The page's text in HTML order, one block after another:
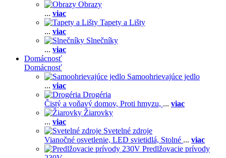
Obrazy
... viac
Tapety a Lišty
... viac
Slnečníky
... viac
Domácnosť
Domácnosť
Samoohrievajúce jedlo
... viac
Drogéria
Čistý a voňavý domov, Proti hmyzu, ... viac
Žiarovky
... viac
Svetelné zdroje
Vianočné osvetlenie, LED svietidlá, Stolné ... viac
Predlžovacie prívody